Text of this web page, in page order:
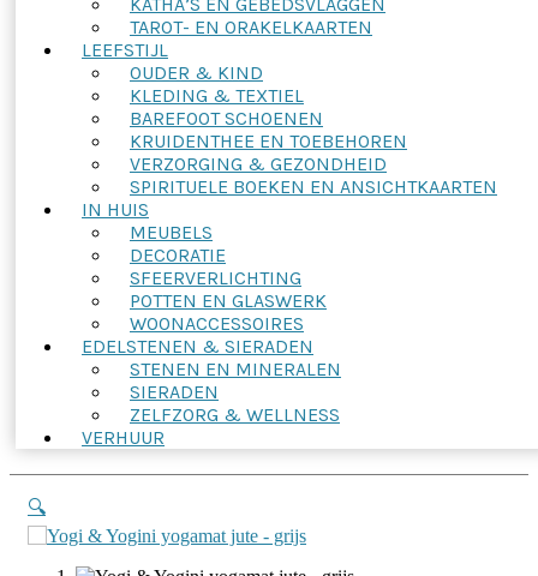
TAROT- EN ORAKELKAARTEN
LEEFSTIJL
OUDER & KIND
KLEDING & TEXTIEL
BAREFOOT SCHOENEN
KRUIDENTHEE EN TOEBEHOREN
VERZORGING & GEZONDHEID
SPIRITUELE BOEKEN EN ANSICHTKAARTEN
IN HUIS
MEUBELS
DECORATIE
SFEERVERLICHTING
POTTEN EN GLASWERK
WOONACCESSOIRES
EDELSTENEN & SIERADEN
STENEN EN MINERALEN
SIERADEN
ZELFZORG & WELLNESS
VERHUUR
🔍